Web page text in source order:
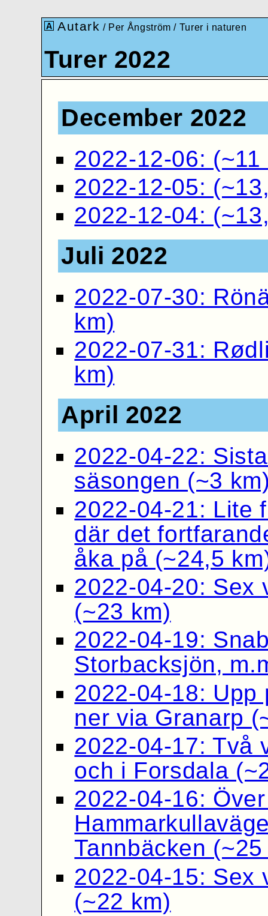
Autark / Per Ångström / Turer i naturen
Turer 2022
December 2022
2022-12-06: (~11
2022-12-05:
2022-12-04:
Juli 2022
2022-07-30:
km)
2022-07-31:
km)
April 2022
2022-04-22:
säsongen (~3
2022-04-21: Lite
där det
åka på (~24,5
2022-04-20: Sex
(~23 km)
2022-04-19:
Storbacksjön,
2022-04-18: Upp
ner via Granarp
2022-04-17: Två
och i Forsdala
2022-04-16:
Tannbäcken
2022-04-15: Sex
(~22 km)